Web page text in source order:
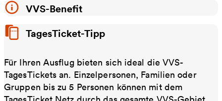
VVS-Benefit
TagesTicket-Tipp
Für Ihren Ausflug bieten sich ideal die VVS-
TagesTickets an. Einzelpersonen, Familien oder
Gruppen bis zu 5 Personen können mit dem